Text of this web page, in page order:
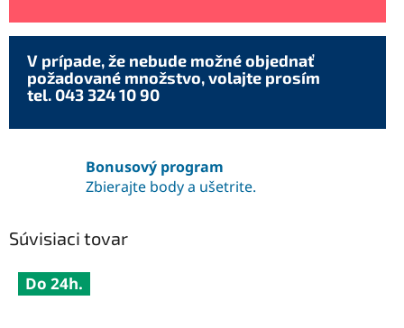
V prípade, že nebude možné objednať
požadované množstvo, volajte prosím
tel. 043 324 10 90
Bonusový program
Zbierajte body a ušetrite.
Súvisiaci tovar
Do 24h.